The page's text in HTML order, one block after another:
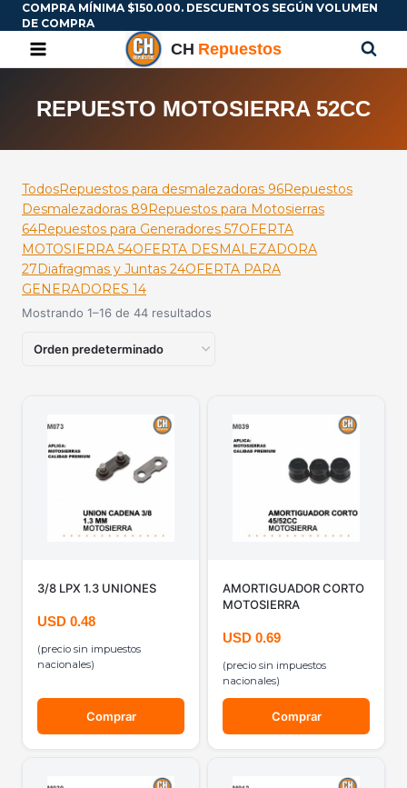
COMPRA MÍNIMA $150.000. DESCUENTOS SEGÚN VOLUMEN
DE COMPRA
REPUESTO MOTOSIERRA 52CC
TodosRepuestos para desmalezadoras 96Repuestos
Desmalezadoras 89Repuestos para Motosierras
64Repuestos para Generadores 57OFERTA
MOTOSIERRA 54OFERTA DESMALEZADORA
27Diafragmas y Juntas 24OFERTA PARA
GENERADORES 14
Mostrando 1–16 de 44 resultados
3/8 LPX 1.3 UNIONES
USD 0.48
(precio sin impuestos
nacionales)
Comprar
AMORTIGUADOR CORTO
MOTOSIERRA
USD 0.69
(precio sin impuestos
nacionales)
Comprar